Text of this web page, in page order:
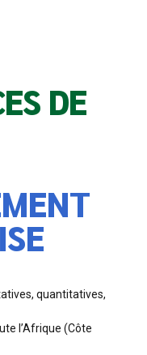
DE
quantitatives,
l’Afrique (Côte